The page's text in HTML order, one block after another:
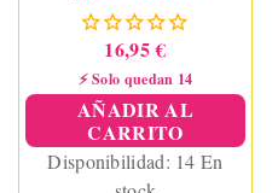
16,95 €
⚡ Solo quedan 14
AÑADIR AL
CARRITO
Disponibilidad: 14 En